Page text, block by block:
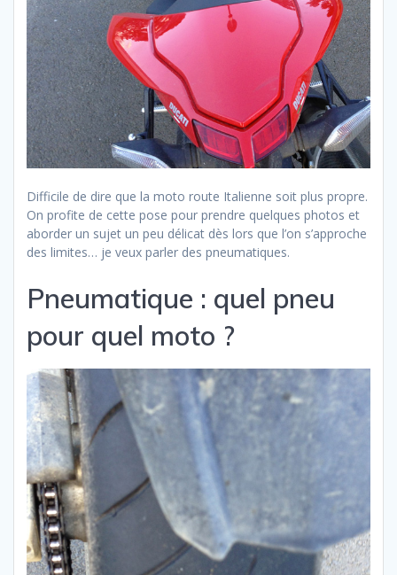
Difficile de dire que la moto route Italienne soit plus propre.
On profite de cette pose pour prendre quelques photos et
aborder un sujet un peu délicat dès lors que l’on s’approche
des limites… je veux parler des pneumatiques.
Pneumatique : quel pneu
pour quel moto ?